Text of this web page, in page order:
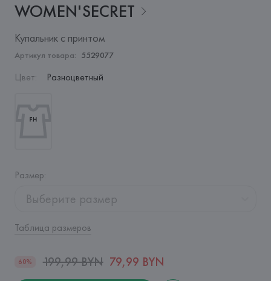
WOMEN'SECRET
Купальник с принтом
Артикул товара: 5529077
Цвет: Разноцветный
Размер:
Выберите размер
Таблица размеров
60% 199,99 BYN 79,99 BYN